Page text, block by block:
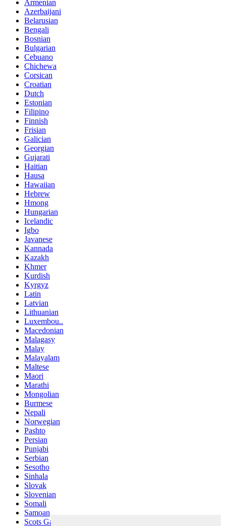
Armenian
Azerbaijani
Belarusian
Bengali
Bosnian
Bulgarian
Cebuano
Chichewa
Corsican
Croatian
Dutch
Estonian
Filipino
Finnish
Frisian
Galician
Georgian
Gujarati
Haitian
Hausa
Hawaiian
Hebrew
Hmong
Hungarian
Icelandic
Igbo
Javanese
Kannada
Kazakh
Khmer
Kurdish
Kyrgyz
Latin
Latvian
Lithuanian
Luxembou..
Macedonian
Malagasy
Malay
Malayalam
Maltese
Maori
Marathi
Mongolian
Burmese
Nepali
Norwegian
Pashto
Persian
Punjabi
Serbian
Sesotho
Sinhala
Slovak
Slovenian
Somali
Samoan
Scots Gaelic